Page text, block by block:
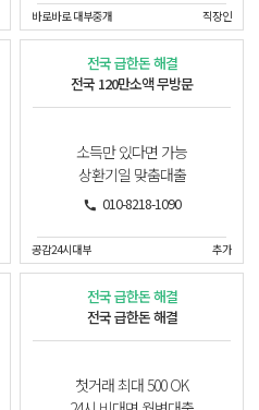
바로바로 대부중개 직장인
전국 급한돈 해결
전국 120만소액 무방문
소득만 있다면 가능
상환기일 맞춤대출
010-8218-1090
공감24시대부 추가
전국 급한돈 해결
전국 급한돈 해결
첫거래 최대 500 OK